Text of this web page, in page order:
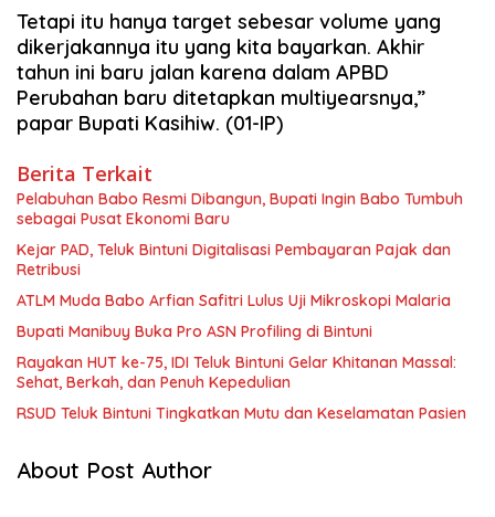
Tetapi itu hanya target sebesar volume yang
dikerjakannya itu yang kita bayarkan. Akhir
tahun ini baru jalan karena dalam APBD
Perubahan baru ditetapkan multiyearsnya,”
papar Bupati Kasihiw. (01-IP)
Berita Terkait
Pelabuhan Babo Resmi Dibangun, Bupati Ingin Babo Tumbuh
sebagai Pusat Ekonomi Baru
Kejar PAD, Teluk Bintuni Digitalisasi Pembayaran Pajak dan
Retribusi
ATLM Muda Babo Arfian Safitri Lulus Uji Mikroskopi Malaria
Bupati Manibuy Buka Pro ASN Profiling di Bintuni
Rayakan HUT ke-75, IDI Teluk Bintuni Gelar Khitanan Massal:
Sehat, Berkah, dan Penuh Kepedulian
RSUD Teluk Bintuni Tingkatkan Mutu dan Keselamatan Pasien
About Post Author